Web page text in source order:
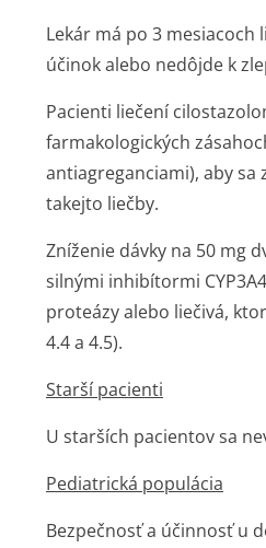
Lekár má po 3
účinok alebo nedôjde k
Pacienti liečení
farmakologických
antiagreganciami), aby
takejto liečby.
Zníženie dávky na 50 mg
silnými inhibítormi
proteázy alebo liečivá,
4.4 a 4.5).
Starší pacienti
U starších pacientov sa
Pediatrická populácia
Bezpečnosť a účinnosť u